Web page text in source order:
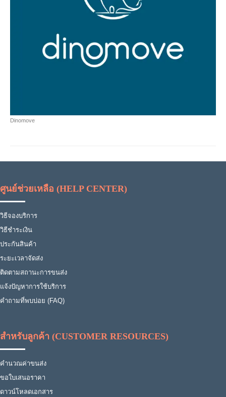
Dinomove
ศูนย์ช่วยเหลือ (HELP CENTER)
วิธีจองบริการ
วิธีชำระเงิน
ประกันสินค้า
ระยะเวลาจัดส่ง
ติดตามสถานะการขนส่ง
แจ้งปัญหาการใช้บริการ
คำถามที่พบบ่อย (FAQ)
สำหรับลูกค้า (CUSTOMER RESOURCES)
คำนวณค่าขนส่ง
ขอใบเสนอราคา
ดาวน์โหลดเอกสาร